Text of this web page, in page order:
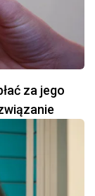
za jego